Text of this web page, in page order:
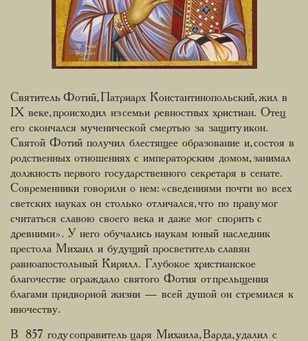
Святитель Фотий, Патриарх Константинопольский, жил в
IX веке, происходил из семьи ревностных христиан. Отец
его скончался мученической смертью за защиту икон.
Святой Фотий получил блестящее образование и, состоя в
родственных отношениях с императорским домом, занимал
должность первого государственного секретаря в сенате.
Современники говорили о нем: «сведениями почти во всех
светских науках он столько отличался, что по праву мог
считаться славою своего века и даже мог спорить с
древними». У него обучались наукам юный наследник
престола Михаил и будущий просветитель славян
равноапостольный Кирилл. Глубокое христианское
благочестие ограждало святого Фотия от прельщения
благами придворной жизни — всей душой он стремился к
иночеству.
В 857 году соправитель царя Михаила, Варда, удалил с